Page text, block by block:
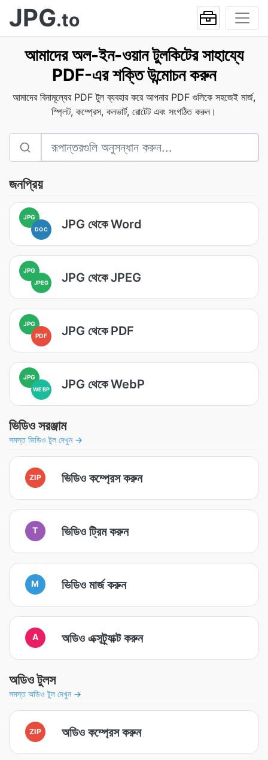
JPG.to
আমাদের অল-ইন-ওয়ান টুলকিটের সাহায্যে
PDF-এর শক্তি উন্মোচন করুন
আমাদের বিনামূল্যের PDF টুল ব্যবহার করে আপনার PDF গুলিকে সহজেই মার্জ,
স্প্লিট, কম্প্রেস, কনভার্ট, রোটেট এবং সংগঠিত করুন।
জনপ্রিয়
JPG
DOC JPG থেকে Word
JPG
JPEG JPG থেকে JPEG
JPG
PDF
JPG থেকে PDF
JPG
WEBP JPG থেকে WebP
ভিডিও সরঞ্জাম
সমস্ত ভিডিও টুল দেখুন →
ZIP ভিডিও কম্প্রেস করুন
T ভিডিও ট্রিম করুন
M ভিডিও মার্জ করুন
A অডিও এক্সট্র্যাক্ট করুন
অডিও টুলস
সমস্ত অডিও টুল দেখুন →
ZIP অডিও কম্প্রেস করুন